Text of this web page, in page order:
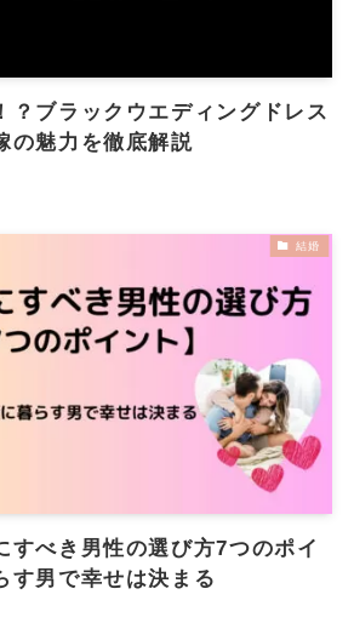
？ブラックウエディングドレス
の魅力を徹底解説
結婚
すべき男性の選び方7つのポイ
す男で幸せは決まる